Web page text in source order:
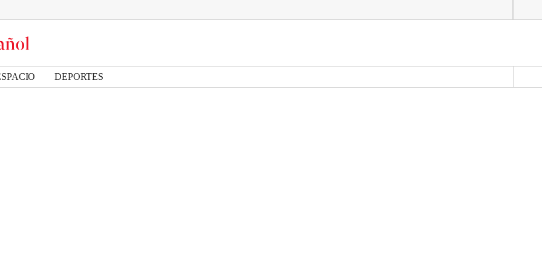
DEPORTES